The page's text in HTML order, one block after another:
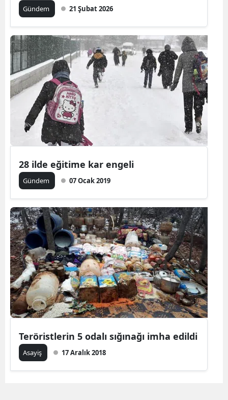
Gündem 21 Şubat 2026
28 ilde eğitime kar engeli
Gündem 07 Ocak 2019
Teröristlerin 5 odalı sığınağı imha edildi
Asayiş 17 Aralık 2018